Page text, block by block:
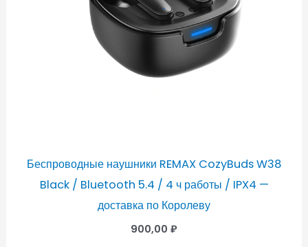
Беспроводные наушники REMAX CozyBuds W38
Black / Bluetooth 5.4 / 4 ч работы / IPX4 —
доставка по Королеву
900,00 ₽